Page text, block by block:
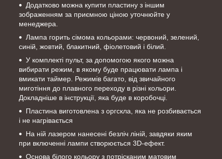
Додатково можна купити пластину з іншим
зображенням за приємною ціною уточнюйте у
менеджера.
Лампа горить сімома кольорами: червоний, зелений,
синій, жовтий, блакитний, фіолетовий і білий.
У комплекті пульт, за допомогою якого можна
вибирати режим, в якому буде працювати лампа і
вмикати таймер. Режимів багато, від звичайного
миготіння до плавного переходу в різні кольори.
Докладніше в інструкції, яка буде в коробочці.
Пластина виготовлена з оргскла, яка не розбивається
і не нагрівається
На ній лазером нанесені безліч ліній, завдяки яким
при включенні лампи створюється 3D-ефект.
Основа білого кольору з потрісканим матовим